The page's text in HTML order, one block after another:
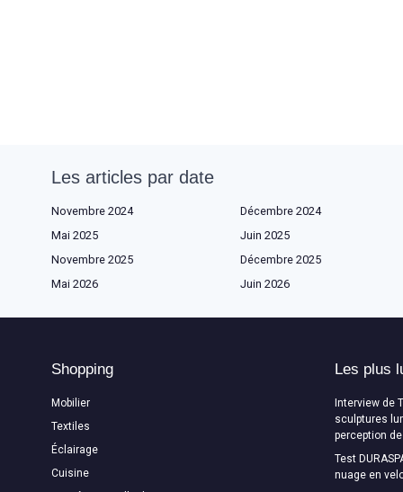
Les articles par date
Novembre 2024 Décembre 2024
Mai 2025
Juin 2025
Novembre 2025
Décembre 2025
Mai 2026
Juin 2026
Shopping
Mobilier
Textiles
Éclairage
Cuisine
Les plus
Interview de
sculptures
perception de
Test
nuage en